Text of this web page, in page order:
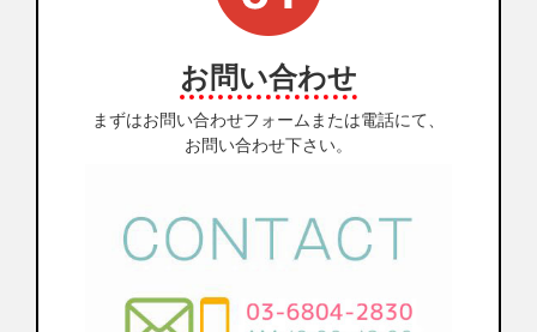
お問い合わせ
まずはお問い合わせフォームまたは電話にて、
お問い合わせ下さい。